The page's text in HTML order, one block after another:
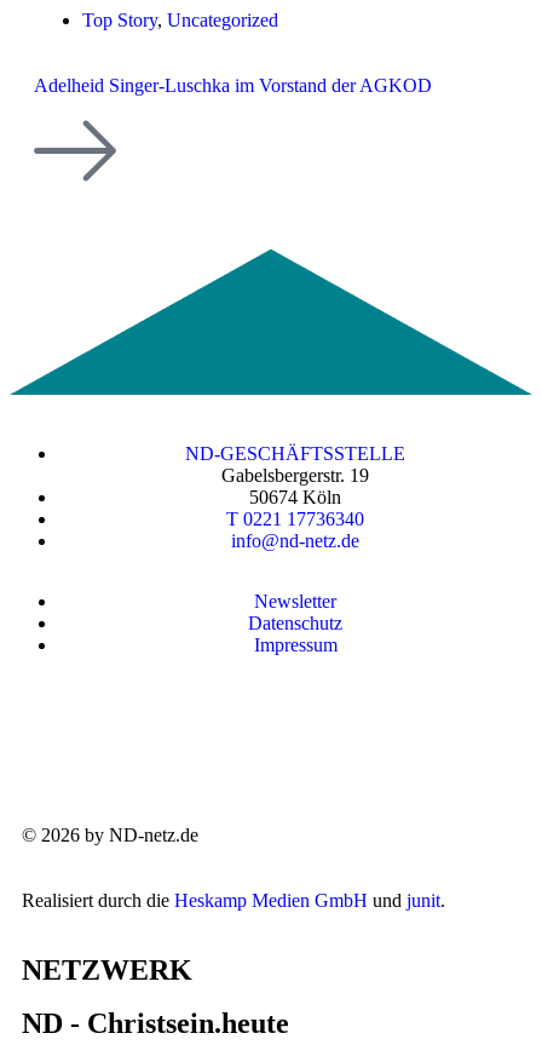
Top Story, Uncategorized
Adelheid Singer-Luschka im Vorstand der AGKOD
ND-GESCHÄFTSSTELLE
Gabelsbergerstr. 19
50674 Köln
T 0221 17736340
info@nd-netz.de
Newsletter
Datenschutz
Impressum
© 2026 by ND-netz.de
Realisiert durch die Heskamp Medien GmbH und junit.
NETZWERK
ND - Christsein.heute